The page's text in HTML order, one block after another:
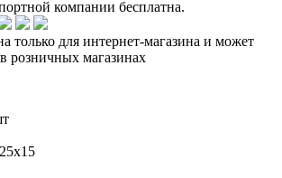
компании бесплатна.
только для интернет-магазина и может
розничных магазинах